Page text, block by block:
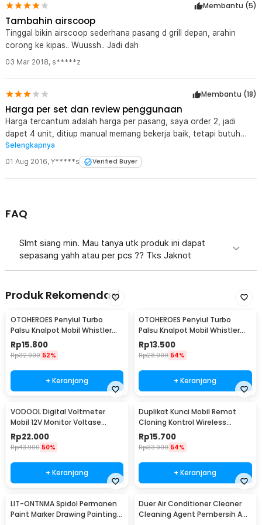
Membantu (5)
Tambahin airscoop
Tinggal bikin airscoop sederhana pasang d grill depan, arahin
corong ke kipas.. Wuussh.. Jadi dah
03 Mar 2018, s*****z
Membantu (18)
Harga per set dan review penggunaan
Harga tercantum adalah harga per pasang, saya order 2, jadi
dapet 4 unit, ditiup manual memang bekerja baik, tetapi butuh
angin lumayan kencang, karena kincir nya kecil dan kurang
sensitif kalau mobil dalam kecepatan sedang, mungkin desain
baling - baling nya harus di modifikasi, agar lebih sensitif, ketika
Selengkapnya
01 Aug 2016, Y*****s Verified Buyer
FAQ
Slmt siang min. Mau tanya utk produk ini dapat
sepasang yahh atau per pcs ?? Tks Jaknot
Produk Rekomendasi
OTOHEROES Penyiul Turbo
Palsu Knalpot Mobil Whistler
1000-2400cc L - TUR007
Rp15.800
Rp32.900 52%
+ Keranjang
OTOHEROES Penyiul Turbo
Palsu Knalpot Mobil Whistler
1000-1800cc M 1.6-2.0 - TUR007
Rp13.500
Rp28.900 54%
+ Keranjang
VODOOL Digital Voltmeter
Mobil 12V Monitor Voltase
Baterai LED Display - QY836
Rp22.000
Rp43.900 50%
+ Keranjang
Duplikat Kunci Mobil Remot
Cloning Kontrol Wireless
433.92MHz 1 PCS - WE32
Rp15.700
Rp33.900 54%
+ Keranjang
LIT-ONTNMA Spidol Permanen
Paint Marker Drawing Painting
Duer Air Conditioner Cleaner
Cleaning Agent Pembersih AC